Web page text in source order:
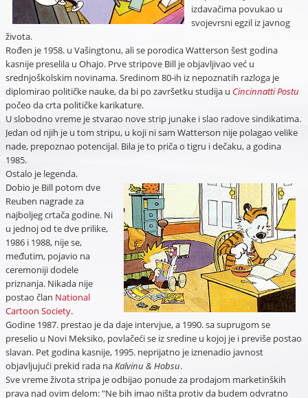
izdavačima povukao u
svojevrsni egzil iz javnog
života.
Rođen je 1958. u Vašingtonu, ali se porodica Watterson šest godina
kasnije preselila u Ohajo. Prve stripove Bill je objavljivao već u
srednjoškolskim novinama. Sredinom 80-ih iz nepoznatih razloga je
diplomirao političke nauke, da bi po završetku studija u Cincinnatti Postu
počeo da crta političke karikature.
U slobodno vreme je stvarao nove strip junake i slao radove sindikatima.
Jedan od njih je u tom stripu, u koji ni sam Watterson nije polagao velike
nade, prepoznao potencijal. Bila je to priča o tigru i dečaku, a godina
1985.
Ostalo je legenda.
Dobio je Bill potom dve
Reuben nagrade za
najboljeg crtača godine. Ni
u jednoj od te dve prilike,
1986 i 1988, nije se,
međutim, pojavio na
ceremoniji dodele
priznanja. Nikada nije
postao član National
Cartoon Society.
Godine 1987. prestao je da daje intervjue, a 1990. sa suprugom se
preselio u Novi Meksiko, povlačeći se iz sredine u kojoj je i previše postao
slavan. Pet godina kasnije, 1995. neprijatno je iznenadio javnost
objavljujući prekid rada naKalvinu & Hobsu.
Sve vreme života stripa je odbijao ponude za prodajom marketinških
prava nad ovim delom: "Ne bih imao ništa protiv da budem odvratno